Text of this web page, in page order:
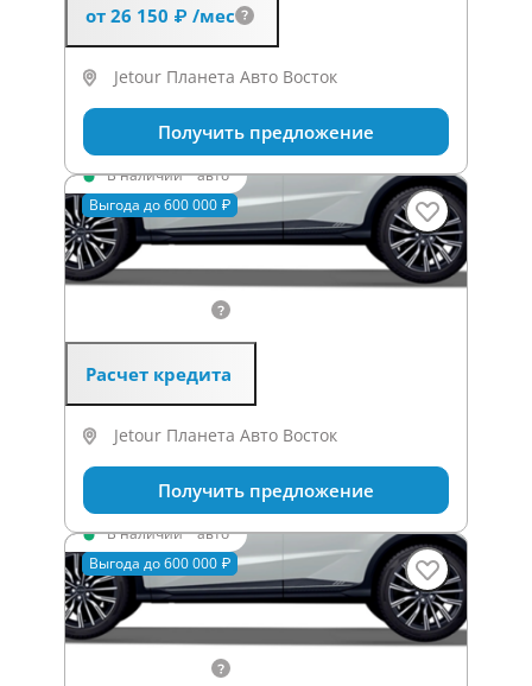
от 26 150 ₽ /мес
Jetour Планета Авто Восток
Получить предложение
Выгода до 600 000 ₽
В наличии·авто
X70+ Комфорт
1.6 л (190 л.с.), 7G-DCT 7, бензин,
Передний (2WD)
Расчет кредита
Jetour Планета Авто Восток
Получить предложение
Выгода до 600 000 ₽
В наличии·авто
X70+ Комфорт
1.6 л (190 л.с.), 7G-DCT 7, бензин,
Передний (2WD)